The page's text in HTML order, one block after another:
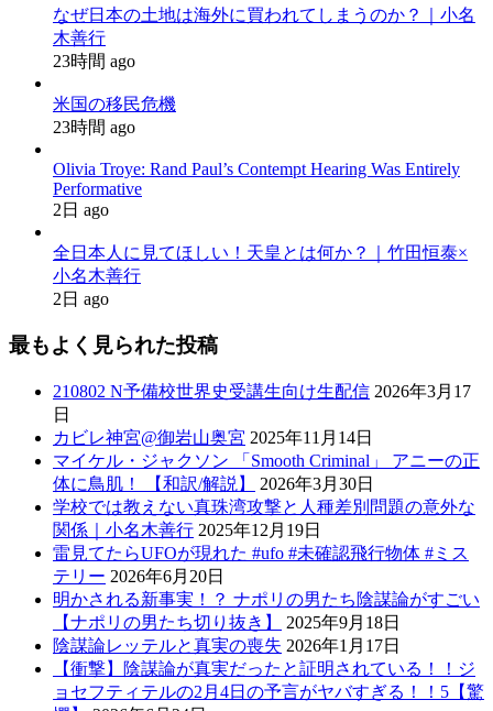
なぜ日本の土地は海外に買われてしまうのか？｜小名
木善行
23時間 ago
米国の移民危機
23時間 ago
Olivia Troye: Rand Paul’s Contempt Hearing Was Entirely
Performative
2日 ago
全日本人に見てほしい！天皇とは何か？｜竹田恒泰×
小名木善行
2日 ago
最もよく見られた投稿
210802 N予備校世界史受講生向け生配信 2026年3月17
日
カビレ神宮@御岩山奥宮 2025年11月14日
マイケル・ジャクソン 「Smooth Criminal」 アニーの正
体に鳥肌！ 【和訳/解説】
2026年3月30日
学校では教えない真珠湾攻撃と人種差別問題の意外な
関係｜小名木善行 2025年12月19日
雷見てたらUFOが現れた #ufo #未確認飛行物体 #ミス
テリー 2026年6月20日
明かされる新事実！？ ナポリの男たち陰謀論がすごい
【ナポリの男たち切り抜き】
2025年9月18日
陰謀論レッテルと真実の喪失 2026年1月17日
【衝撃】陰謀論が真実だったと証明されている！！ジ
ョセフティテルの2月4日の予言がヤバすぎる！！5【驚